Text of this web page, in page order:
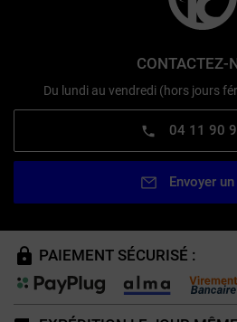
CONTACTEZ-
Du lundi au vendredi (hors jours
04 11 90
Envoyer un
PAIEMENT SÉCURISÉ :